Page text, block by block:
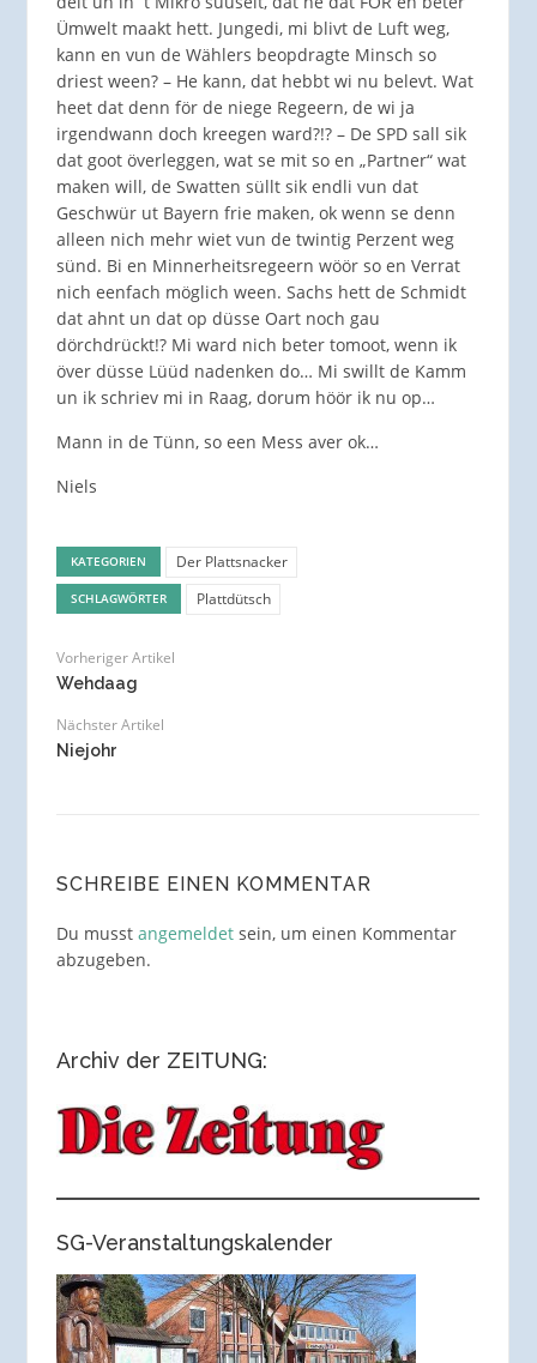
Ümwelt maakt hett. Jungedi, mi blivt de Luft weg,
kann en vun de Wählers beopdragte Minsch so
driest ween? – He kann, dat hebbt wi nu belevt. Wat
heet dat denn för de niege Regeern, de wi ja
irgendwann doch kreegen ward?!? – De SPD sall sik
dat goot överleggen, wat se mit so en „Partner“ wat
maken will, de Swatten süllt sik endli vun dat
Geschwür ut Bayern frie maken, ok wenn se denn
alleen nich mehr wiet vun de twintig Perzent weg
sünd. Bi en Minnerheitsregeern wöör so en Verrat
nich eenfach möglich ween. Sachs hett de Schmidt
dat ahnt un dat op düsse Oart noch gau
dörchdrückt!? Mi ward nich beter tomoot, wenn ik
över düsse Lüüd nadenken do… Mi swillt de Kamm
un ik schriev mi in Raag, dorum höör ik nu op…
Mann in de Tünn, so een Mess aver ok…
Niels
KATEGORIEN Der Plattsnacker
SCHLAGWÖRTER Plattdütsch
Vorheriger Artikel
Wehdaag
Nächster Artikel
Niejohr
SCHREIBE EINEN KOMMENTAR
Du musst angemeldetsein, um einen Kommentar
abzugeben.
Archiv der ZEITUNG:
SG-Veranstaltungskalender